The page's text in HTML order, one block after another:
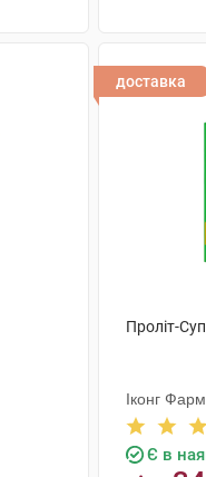
доставка
Проліт-
Іконг
Є в